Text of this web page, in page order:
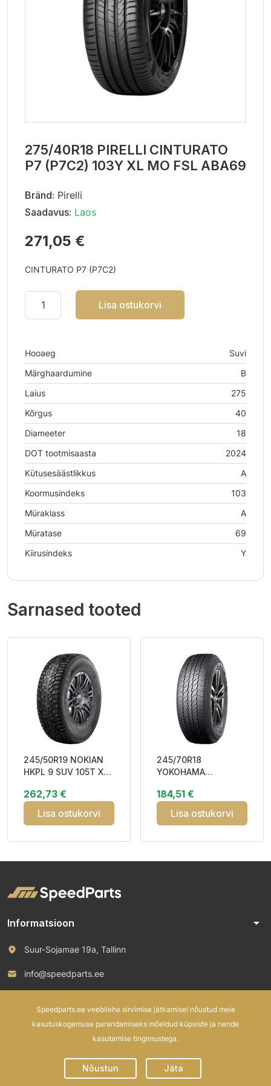
275/40R18 PIRELLI CINTURATO
P7 (P7C2) 103Y XL MO FSL ABA69
Bränd: Pirelli
Saadavus: Laos
271,05 €
CINTURATO P7 (P7C2)
Lisa ostukorvi
Hooaeg
Suvi
Märghaardumine
B
Laius
275
Kõrgus
40
Diameeter
18
DOT tootmisaasta
2024
Kütusesäästlikkus
A
Koormusindeks
103
Müraklass
A
Müratase
69
Kiirusindeks
Y
Sarnased tooted
245/50R19 NOKIAN
HKPL 9 SUV 105T XL
3PMSF M+S
262,73 €
Lisa ostukorvi
245/70R18
YOKOHAMA
G31C 110H BCB70
M+S
184,51 €
Lisa ostukorvi
Informatsioon arrow_drop_down
Suur-Sojamae 19a, Tallinn
info@speedparts.ee
Speedparts.ee veebilehe sirvimise jätkamisel nõustud meie
kasutuskogemuse parandamiseks mõeldud küpsiste ja nende
kasutamise tingimustega.
Nõustun Jäta